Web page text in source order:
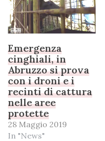
Emergenza
cinghiali, in
Abruzzo si prova
con i droni e i
recinti di cattura
nelle aree
protette
28 Maggio 2019
In "News"